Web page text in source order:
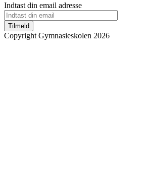
Indtast din email adresse
Tilmeld
Copyright Gymnasieskolen 2026